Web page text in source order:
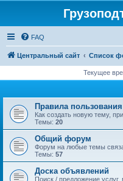
FAQ
Центральный сайт Список
Текущее
Правила
Как создать новую тему,
Темы: 20
Общий форум
Форум на любые темы
Темы: 57
Доска объявлений
Поиск / предложение